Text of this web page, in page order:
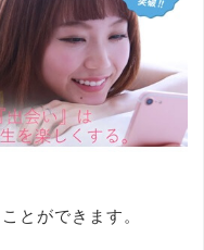
ことができます。